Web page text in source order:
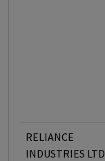
RELIANCE
INDUSTRIES LTD